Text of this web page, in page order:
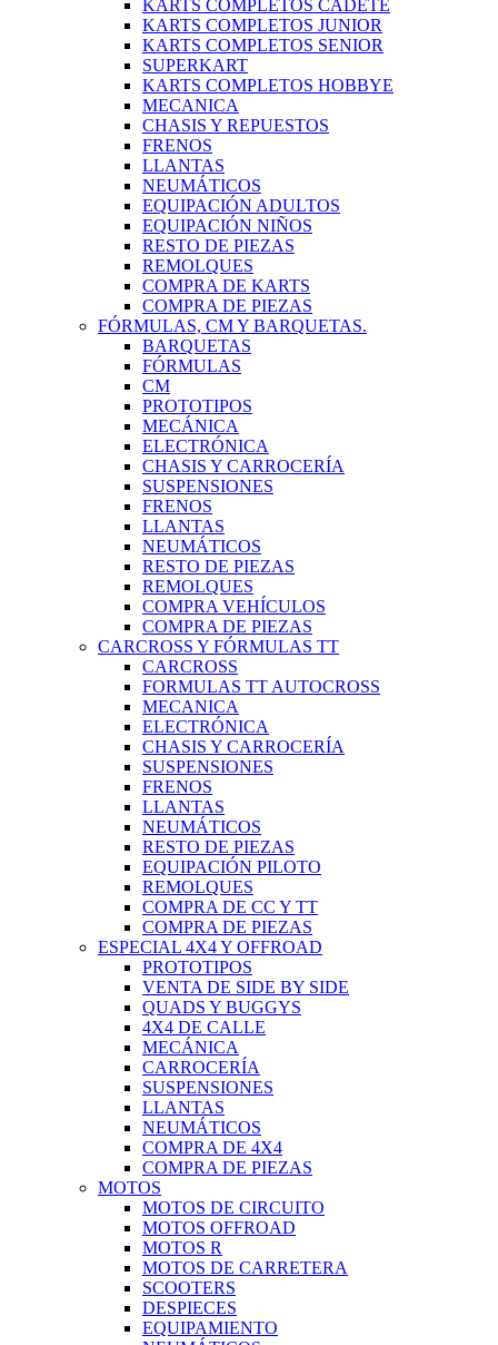
KARTS COMPLETOS CADETE
KARTS COMPLETOS JUNIOR
KARTS COMPLETOS SENIOR
SUPERKART
KARTS COMPLETOS HOBBYE
MECANICA
CHASIS Y REPUESTOS
FRENOS
LLANTAS
NEUMÁTICOS
EQUIPACIÓN ADULTOS
EQUIPACIÓN NIÑOS
RESTO DE PIEZAS
REMOLQUES
COMPRA DE KARTS
COMPRA DE PIEZAS
FÓRMULAS, CM Y BARQUETAS.
BARQUETAS
FÓRMULAS
CM
PROTOTIPOS
MECÁNICA
ELECTRÓNICA
CHASIS Y CARROCERÍA
SUSPENSIONES
FRENOS
LLANTAS
NEUMÁTICOS
RESTO DE PIEZAS
REMOLQUES
COMPRA VEHÍCULOS
COMPRA DE PIEZAS
CARCROSS Y FÓRMULAS TT
CARCROSS
FORMULAS TT AUTOCROSS
MECANICA
ELECTRÓNICA
CHASIS Y CARROCERÍA
SUSPENSIONES
FRENOS
LLANTAS
NEUMÁTICOS
RESTO DE PIEZAS
EQUIPACIÓN PILOTO
REMOLQUES
COMPRA DE CC Y TT
COMPRA DE PIEZAS
ESPECIAL 4X4 Y OFFROAD
PROTOTIPOS
VENTA DE SIDE BY SIDE
QUADS Y BUGGYS
4X4 DE CALLE
MECÁNICA
CARROCERÍA
SUSPENSIONES
LLANTAS
NEUMÁTICOS
COMPRA DE 4X4
COMPRA DE PIEZAS
MOTOS
MOTOS DE CIRCUITO
MOTOS OFFROAD
MOTOS R
MOTOS DE CARRETERA
SCOOTERS
DESPIECES
EQUIPAMIENTO